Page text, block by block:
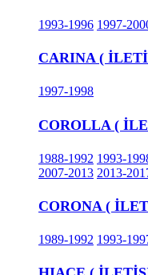
1993-1996 1997-
CARINA (
1997-1998
COROLLA (
1988-1992 1993-
2007-2013 2013-
CORONA (
1989-1992 1993-